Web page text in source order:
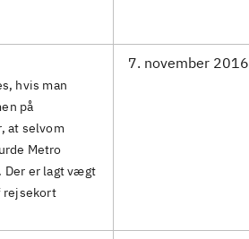
hvis man
på
at selvom
Metro
Der er lagt vægt
rejsekort
7. november 2016